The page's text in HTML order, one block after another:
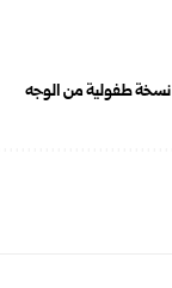
نسخة طفولية من الوجه